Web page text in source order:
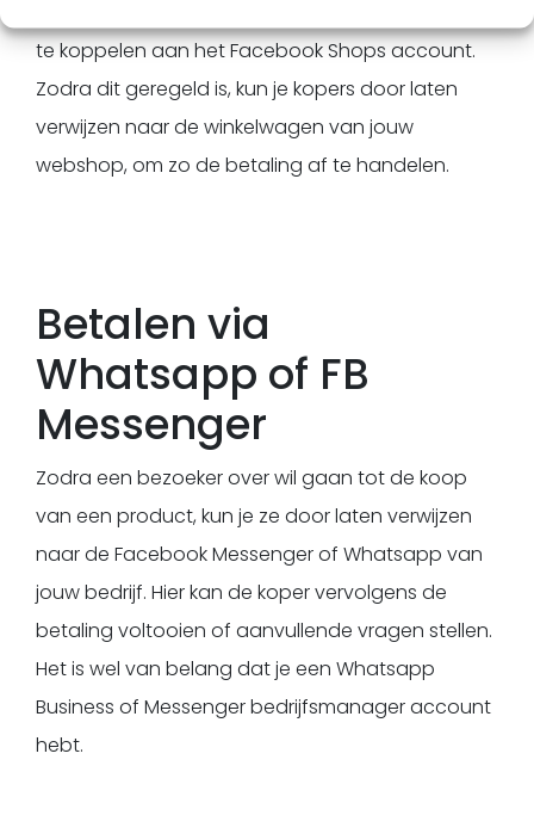
te koppelen aan het Facebook Shops account.
Zodra dit geregeld is, kun je kopers door laten
verwijzen naar de winkelwagen van jouw
webshop, om zo de betaling af te handelen.
Betalen via
Whatsapp of FB
Messenger
Zodra een bezoeker over wil gaan tot de koop
van een product, kun je ze door laten verwijzen
naar de Facebook Messenger of Whatsapp van
jouw bedrijf. Hier kan de koper vervolgens de
betaling voltooien of aanvullende vragen stellen.
Het is wel van belang dat je een Whatsapp
Business of Messenger bedrijfsmanager account
hebt.